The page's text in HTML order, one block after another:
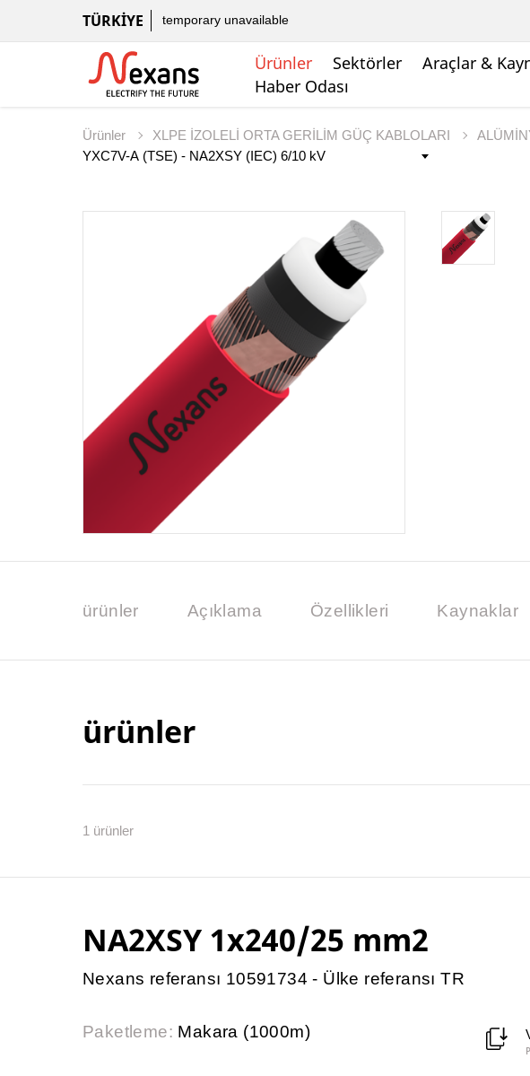
TÜRKIYE temporary unavailable
Ürünler Sektörler Araçlar &
Haber Odası
Ürünler XLPE İZOLELİ ORTA GERİLİM GÜÇ KABLOLARI
ürünler Açıklama Özellikleri Kaynaklar
ürünler
1 ürünler
NA2XSY 1x240/25 mm2
Nexans referansı 10591734 - Ülke referansı TR
Paketleme: Makara (1000m)